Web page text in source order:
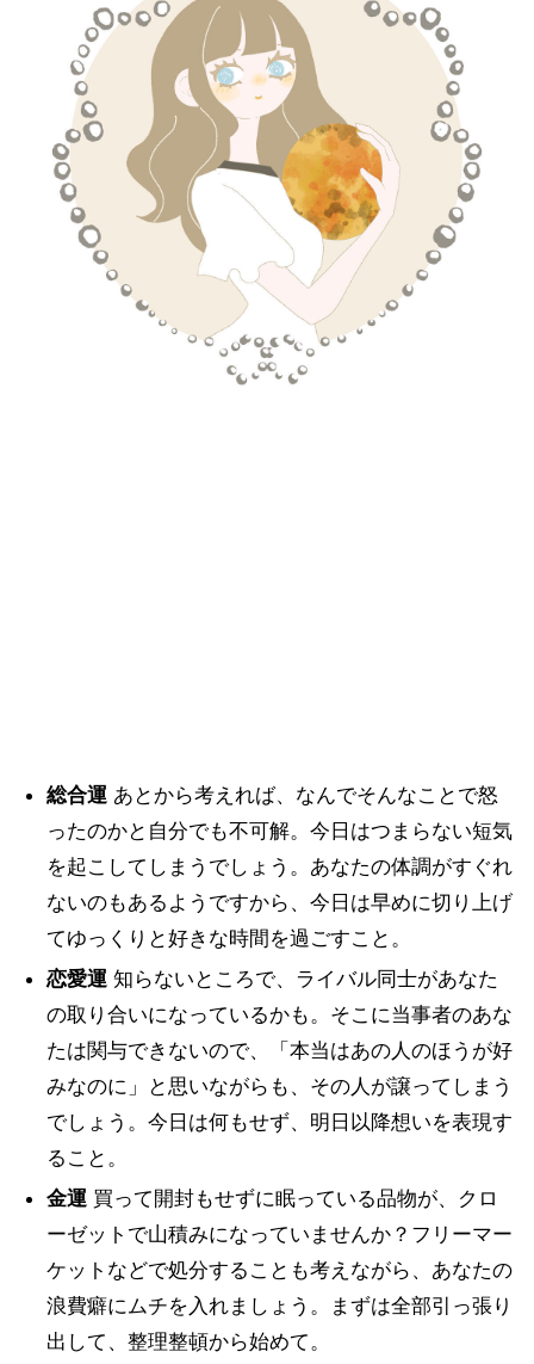
総合運あとから考えれば、なんでそんなことで怒
ったのかと自分でも不可解。今日はつまらない短気
を起こしてしまうでしょう。あなたの体調がすぐれ
ないのもあるようですから、今日は早めに切り上げ
てゆっくりと好きな時間を過ごすこと。
恋愛運知らないところで、ライバル同士があなた
の取り合いになっているかも。そこに当事者のあな
たは関与できないので、「本当はあの人のほうが好
みなのに」と思いながらも、その人が譲ってしまう
でしょう。今日は何もせず、明日以降想いを表現す
ること。
金運買って開封もせずに眠っている品物が、クロ
ーゼットで山積みになっていませんか？フリーマー
ケットなどで処分することも考えながら、あなたの
浪費癖にムチを入れましょう。まずは全部引っ張り
出して、整理整頓から始めて。